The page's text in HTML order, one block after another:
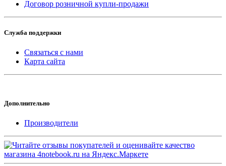
Договор розничной купли-продажи
Служба поддержки
Связаться с нами
Карта сайта
Дополнительно
Производители